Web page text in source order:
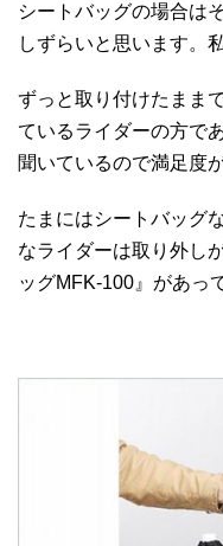
シートバッグの場合は
しずらいと思います。
ずっと取り付けたまま
ているライダーの方で
聞いているので満足度
たまにはシートバッグ
なライダーは取り外し
ッグMFK-100』があっ